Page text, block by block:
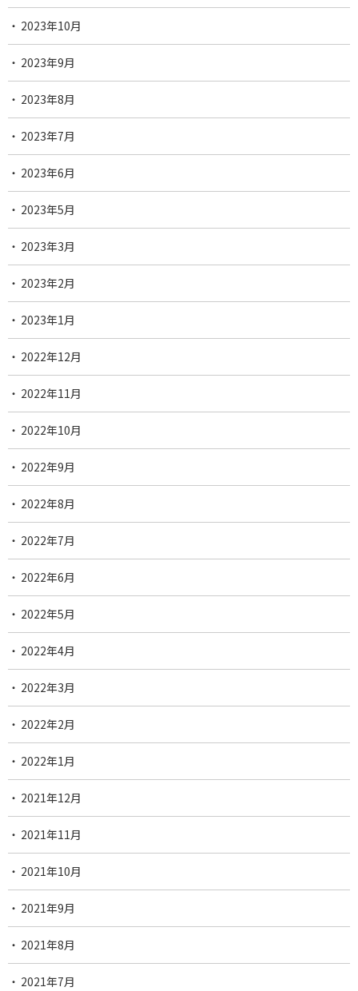
2023年10月
2023年9月
2023年8月
2023年7月
2023年6月
2023年5月
2023年3月
2023年2月
2023年1月
2022年12月
2022年11月
2022年10月
2022年9月
2022年8月
2022年7月
2022年6月
2022年5月
2022年4月
2022年3月
2022年2月
2022年1月
2021年12月
2021年11月
2021年10月
2021年9月
2021年8月
2021年7月